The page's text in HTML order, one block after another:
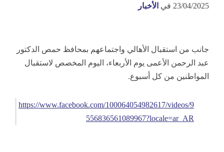
23/04/2025 في الأخبار
جانب من استقبال الأهالي واجتماعهم بمحافظ حمص الدكتور
عبد الرحمن الأعمى يوم الأربعاء، اليوم المخصص لاستقبال
المواطنين من كل أسبوع.
https://www.facebook.com/100064054982617/videos/9
556836561089967?locale=ar_AR